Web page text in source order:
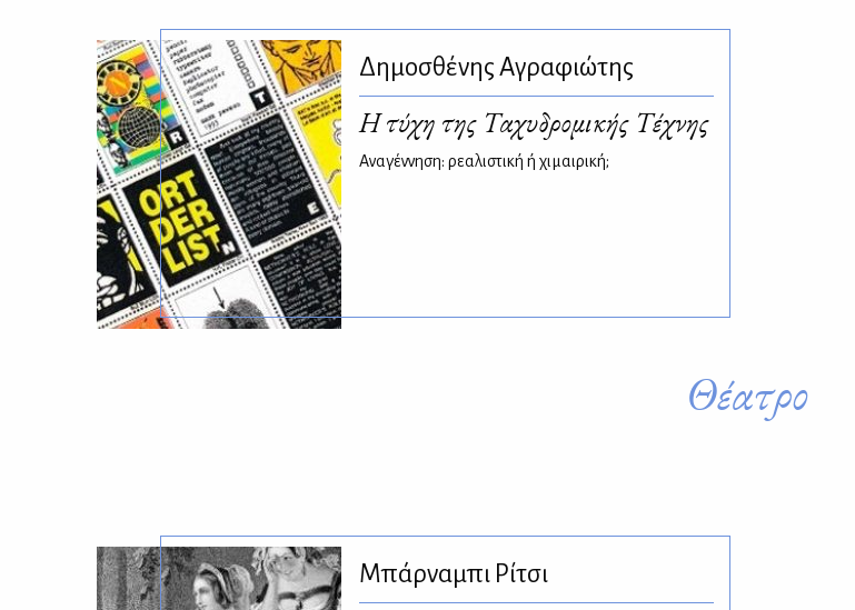
Δημοσθένης Αγραφιώτης
Η τύχη της Ταχυδρομικής Τέχνης
Αναγέννηση: ρεαλιστική ή χιμαιρική;
Θέατρο
Μπάρναμπι Ρίτσι